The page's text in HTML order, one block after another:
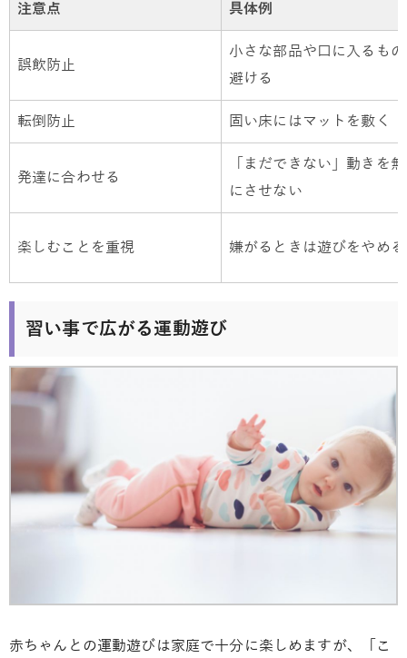
注意点 具体例
誤飲防止
小さな部品や口に入るも
避ける
転倒防止 固い床にはマットを敷く
発達に合わせる
「まだできない」動きを
にさせない
楽しむことを重視 嫌がるときは遊びをやめる
習い事で広がる運動遊び
赤ちゃんとの運動遊びは家庭で十分に楽しめますが、「こ